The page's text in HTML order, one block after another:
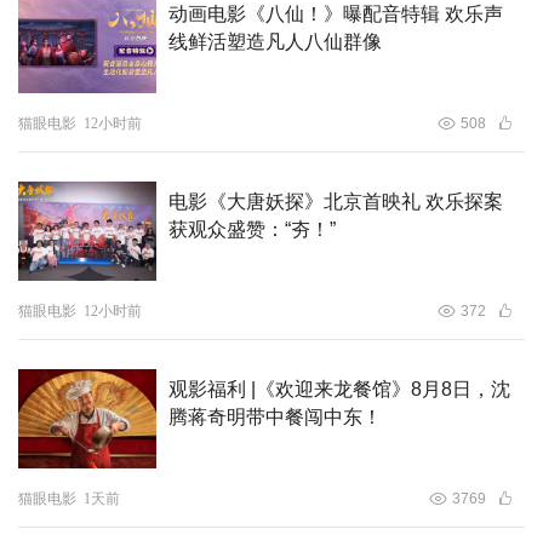
动画电影《八仙！》曝配音特辑 欢乐声
线鲜活塑造凡人八仙群像
猫眼电影 12小时前 508
电影《大唐妖探》北京首映礼 欢乐探案
获观众盛赞：“夯！”
猫眼电影 12小时前 372
观影福利 |《欢迎来龙餐馆》8月8日，沈
腾蒋奇明带中餐闯中东！
猫眼电影 1天前 3769